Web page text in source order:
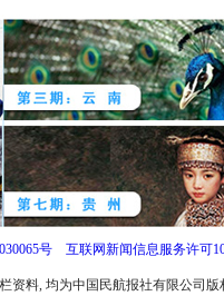
号 互联网新闻信息服务许可
料, 均为中国民航报社有限公司版